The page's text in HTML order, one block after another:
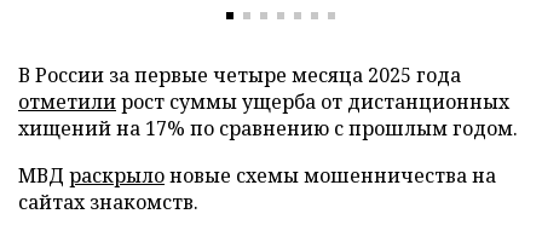
В России за первые четыре месяца 2025 года
отметилирост суммы ущерба от дистанционных
хищений на 17% по сравнению с прошлым годом.
МВД раскрылоновые схемы мошенничества на
сайтах знакомств.